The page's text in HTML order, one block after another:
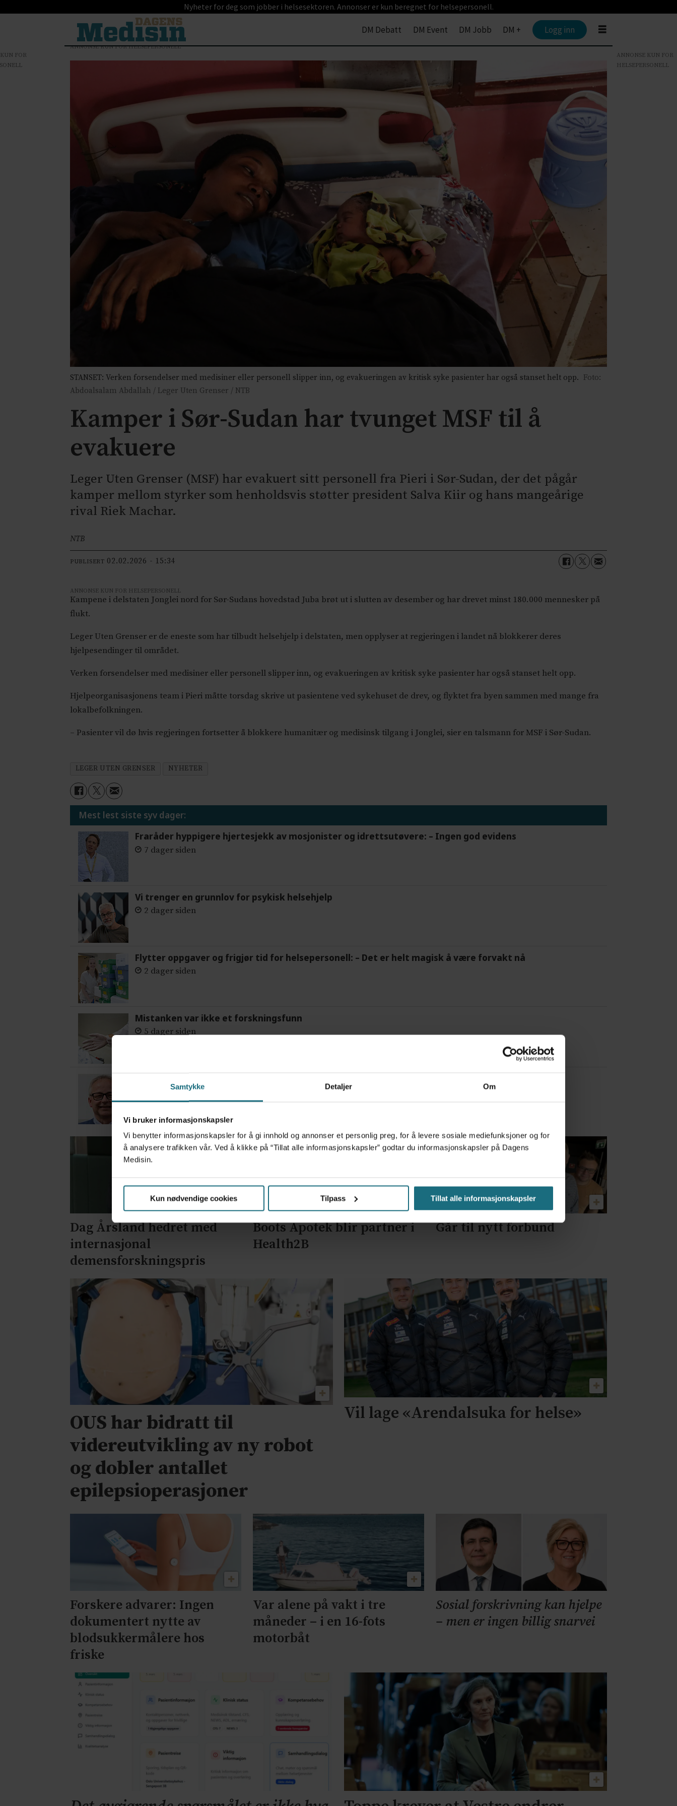
Samtykke Detaljer Om
Vi bruker informasjonskapsler
Vi benytter informasjonskapsler for å gi innhold og annonser et personlig preg, for å levere sosiale mediefunksjoner og for
å analysere trafikken vår. Ved å klikke på “Tillat alle informasjonskapsler” godtar du informasjonskapsler på Dagens
Medisin.
Kun nødvendige cookies Tilpass Tillat alle informasjonskapsler
Nyheter for deg som jobber i helsesektoren. Annonser er kun beregnet for helsepersonell.
DM Debatt DM Event DM Jobb DM + Logg inn
ANNONSE KUN FOR HELSEPERSONELL
STANSET: Verken forsendelser med medisiner eller personell slipper inn, og evakueringen av kritisk syke pasienter har også stanset helt opp. Foto:
Abdoalsalam Abdallah / Leger Uten Grenser / NTB
Kamper i Sør-Sudan har tvunget MSF til å
evakuere
Leger Uten Grenser (MSF) har evakuert sitt personell fra Pieri i Sør-Sudan, der det pågår
kamper mellom styrker som henholdsvis støtter president Salva Kiir og hans mangeårige
rival Riek Machar.
NTB
PUBLISERT 02.02.2026 - 15:34
ANNONSE KUN FOR HELSEPERSONELL
Kampene i delstaten Jonglei nord for Sør-Sudans hovedstad Juba brøt ut i slutten av desember og har drevet minst 180.000 mennesker på
flukt.
Leger Uten Grenser er de eneste som har tilbudt helsehjelp i delstaten, men opplyser at regjeringen i landet nå blokkerer deres
hjelpesendinger til området.
Verken forsendelser med medisiner eller personell slipper inn, og evakueringen av kritisk syke pasienter har også stanset helt opp.
Hjelpeorganisasjonens team i Pieri måtte torsdag skrive ut pasientene ved sykehuset de drev, og flyktet fra byen sammen med mange fra
lokalbefolkningen.
– Pasienter vil dø hvis regjeringen fortsetter å blokkere humanitær og medisinsk tilgang i Jonglei, sier en talsmann for MSF i Sør-Sudan.
LEGER UTEN GRENSER NYHETER
Mest lest siste syv dager:
Fraråder hyppigere hjertesjekk av mosjonister og idrettsutøvere: – Ingen god evidens
7 dager siden
Vi trenger en grunnlov for psykisk helsehjelp
2 dager siden
Flytter oppgaver og frigjør tid for helsepersonell: – Det er helt magisk å være forvakt nå
2 dager siden
Mistanken var ikke et forskningsfunn
5 dager siden
6 dager siden
Dag Årsland hedret med
internasjonal
demensforskningspris
Boots Apotek blir partner i
Health2B
Går til nytt forbund
OUS har bidratt til
videreutvikling av ny robot
og dobler antallet
epilepsioperasjoner
Vil lage «Arendalsuka for helse»
Forskere advarer: Ingen
dokumentert nytte av
blodsukkermålere hos
friske
Var alene på vakt i tre
måneder – i en 16-fots
motorbåt
Sosial forskrivning kan hjelpe
– men er ingen billig snarvei
FOR
ANNONSE KUN FOR
HELSEPERSONELL